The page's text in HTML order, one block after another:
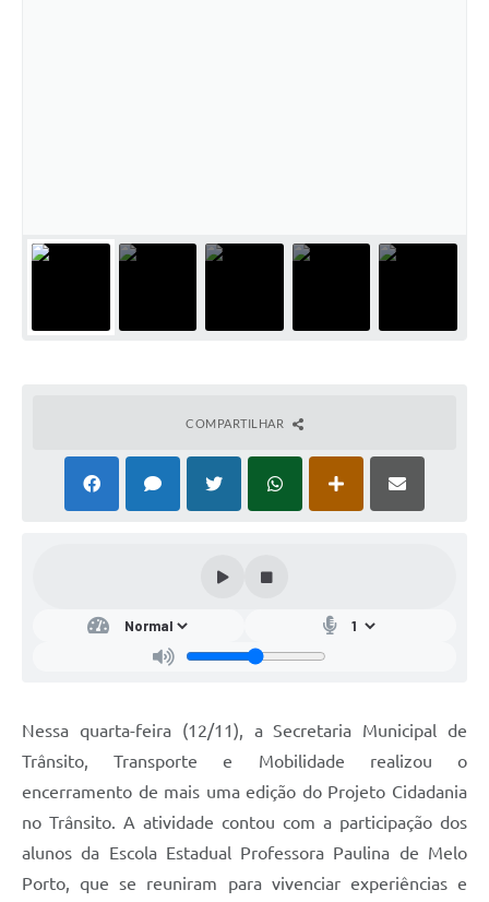
COMPARTILHAR
Nessa quarta-feira (12/11), a Secretaria Municipal de
Trânsito, Transporte e Mobilidade realizou o
encerramento de mais uma edição do Projeto Cidadania
no Trânsito. A atividade contou com a participação dos
alunos da Escola Estadual Professora Paulina de Melo
Porto, que se reuniram para vivenciar experiências e